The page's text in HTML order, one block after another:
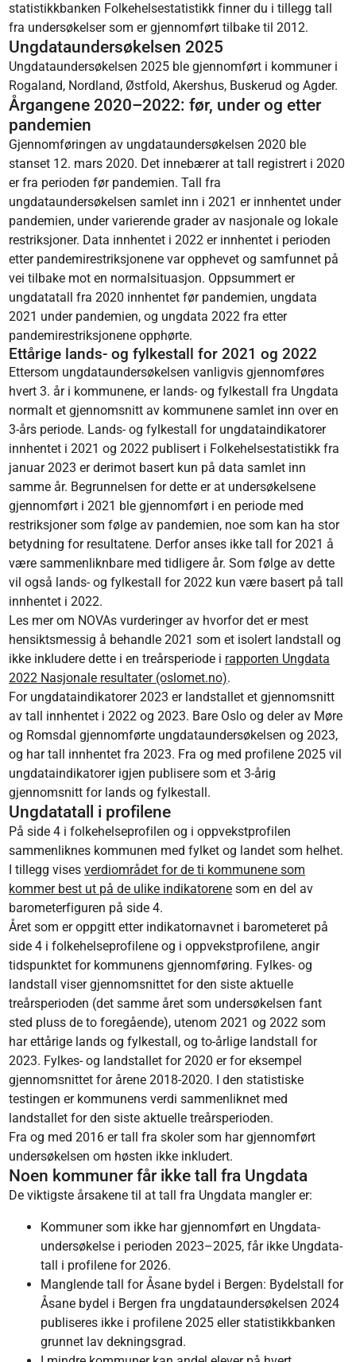
statistikkbanken Folkehelsestatistikk finner du i tillegg tall
fra undersøkelser som er gjennomført tilbake til 2012.
Ungdataundersøkelsen 2025
Ungdataundersøkelsen 2025 ble gjennomført i kommuner i
Rogaland, Nordland, Østfold, Akershus, Buskerud og Agder.
Årgangene 2020–2022: før, under og etter
pandemien
Gjennomføringen av ungdataundersøkelsen 2020 ble
stanset 12. mars 2020. Det innebærer at tall registrert i 2020
er fra perioden før pandemien. Tall fra
ungdataundersøkelsen samlet inn i 2021 er innhentet under
pandemien, under varierende grader av nasjonale og lokale
restriksjoner. Data innhentet i 2022 er innhentet i perioden
etter pandemirestriksjonene var opphevet og samfunnet på
vei tilbake mot en normalsituasjon. Oppsummert er
ungdatatall fra 2020 innhentet før pandemien, ungdata
2021 under pandemien, og ungdata 2022 fra etter
pandemirestriksjonene opphørte.
Ettårige lands- og fylkestall for 2021 og 2022
Ettersom ungdataundersøkelsen vanligvis gjennomføres
hvert 3. år i kommunene, er lands- og fylkestall fra Ungdata
normalt et gjennomsnitt av kommunene samlet inn over en
3-års periode. Lands- og fylkestall for ungdataindikatorer
innhentet i 2021 og 2022 publisert i Folkehelsestatistikk fra
januar 2023 er derimot basert kun på data samlet inn
samme år. Begrunnelsen for dette er at undersøkelsene
gjennomført i 2021 ble gjennomført i en periode med
restriksjoner som følge av pandemien, noe som kan ha stor
betydning for resultatene. Derfor anses ikke tall for 2021 å
være sammenliknbare med tidligere år. Som følge av dette
vil også lands- og fylkestall for 2022 kun være basert på tall
innhentet i 2022.
Les mer om NOVAs vurderinger av hvorfor det er mest
hensiktsmessig å behandle 2021 som et isolert landstall og
ikke inkludere dette i en treårsperiode i rapporten Ungdata
2022 Nasjonale resultater (oslomet.no).
For ungdataindikatorer 2023 er landstallet et gjennomsnitt
av tall innhentet i 2022 og 2023. Bare Oslo og deler av Møre
og Romsdal gjennomførte ungdataundersøkelsen og 2023,
og har tall innhentet fra 2023. Fra og med profilene 2025 vil
ungdataindikatorer igjen publisere som et 3-årig
gjennomsnitt for lands og fylkestall.
Ungdatatall i profilene
På side 4 i folkehelseprofilen og i oppvekstprofilen
sammenliknes kommunen med fylket og landet som helhet.
I tillegg visesverdiområdet for de ti kommunene som
kommer best ut på de ulike indikatorene som en del av
barometerfiguren på side 4.
Året som er oppgitt etter indikatornavnet i barometeret på
side 4 i folkehelseprofilene og i oppvekstprofilene, angir
tidspunktet for kommunens gjennomføring. Fylkes- og
landstall viser gjennomsnittet for den siste aktuelle
treårsperioden (det samme året som undersøkelsen fant
sted pluss de to foregående), utenom 2021 og 2022 som
har ettårige lands og fylkestall, og to-årlige landstall for
2023. Fylkes- og landstallet for 2020 er for eksempel
gjennomsnittet for årene 2018-2020. I den statistiske
testingen er kommunens verdi sammenliknet med
landstallet for den siste aktuelle treårsperioden.
Fra og med 2016 er tall fra skoler som har gjennomført
undersøkelsen om høsten ikke inkludert.
Noen kommuner får ikke tall fra Ungdata
De viktigste årsakene til at tall fra Ungdata mangler er:
Kommuner som ikke har gjennomført en Ungdata-
undersøkelse i perioden 2023–2025, får ikke Ungdata-
tall i profilene for 2026.
Manglende tall for Åsane bydel i Bergen: Bydelstall for
Åsane bydel i Bergen fra ungdataundersøkelsen 2024
publiseres ikke i profilene 2025 eller statistikkbanken
grunnet lav dekningsgrad.